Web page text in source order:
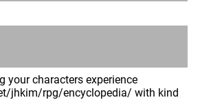
your characters experience
jhkim/rpg/encyclopedia/ with kind